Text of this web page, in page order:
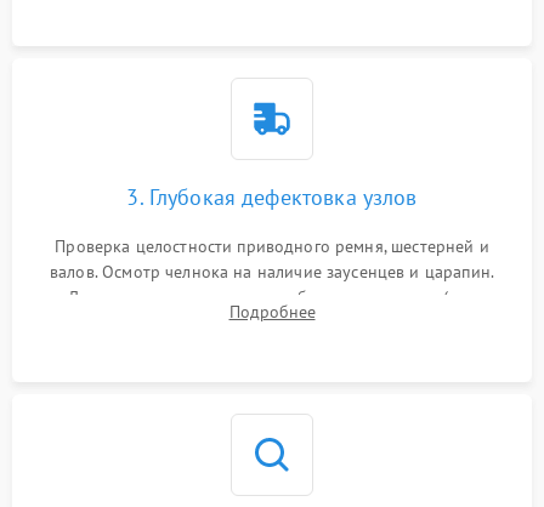
3. Глубокая дефектовка узлов
Проверка целостности приводного ремня, шестерней и
валов. Осмотр челнока на наличие заусенцев и царапин.
Диагностика электромотора, блока управления (для
компьютерных машин), нитевдевателя и механизма
Подробнее